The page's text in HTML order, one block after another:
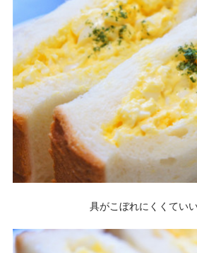
具がこぼれにくくてい